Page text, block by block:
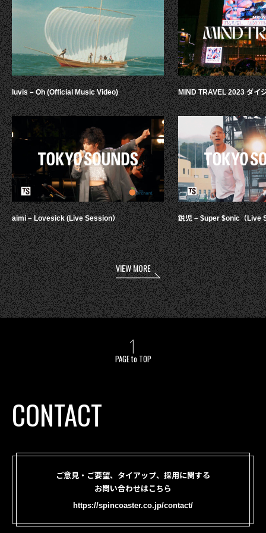
luvis – Oh (Official Music Video)
aimi – Lovesick (Live Session）
MIND TRAVEL 2023 ダイ
鋭児 – $uper $onic（Live
VIEW MORE
PAGE to TOP
CONTACT
ご意見・ご要望、タイアップ、採用に関する
お問い合わせはこちら
https://spincoaster.co.jp/contact/